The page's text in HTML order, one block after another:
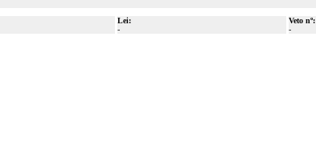
Lei:
-
Veto nº:
-